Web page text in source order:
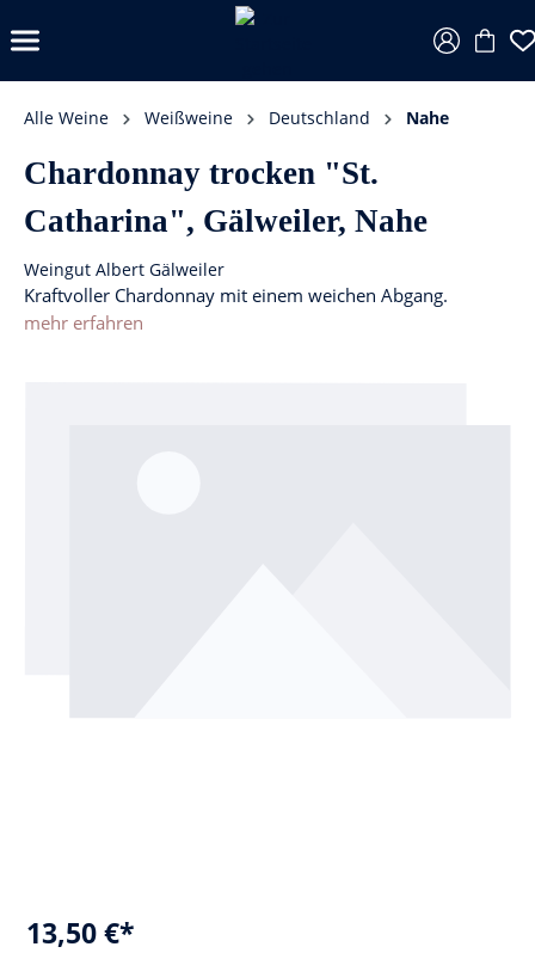
Alle Weine Weißweine Deutschland Nahe
Chardonnay trocken "St.
Catharina", Gälweiler, Nahe
Weingut Albert Gälweiler
Kraftvoller Chardonnay mit einem weichen Abgang.
mehr erfahren
13,50 €*